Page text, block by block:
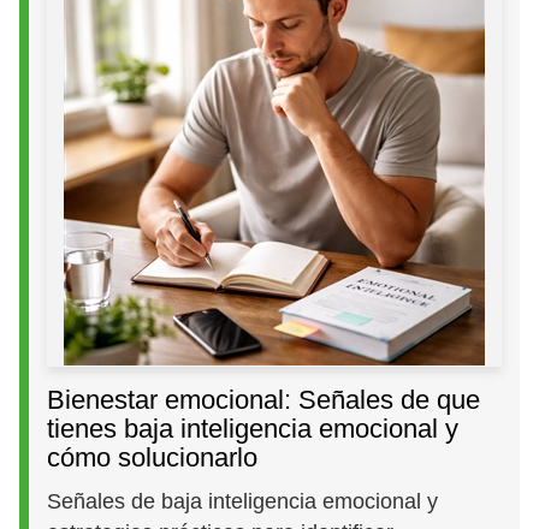
Bienestar emocional: Señales de que
tienes baja inteligencia emocional y
cómo solucionarlo
Señales de baja inteligencia emocional y